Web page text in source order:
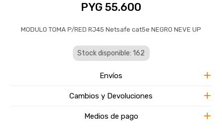
PYG 55.600
MODULO TOMA P/RED RJ45 Netsafe cat5e NEGRO NEVE UP
Stock disponible: 162
Envíos
Cambios y Devoluciones
Medios de pago